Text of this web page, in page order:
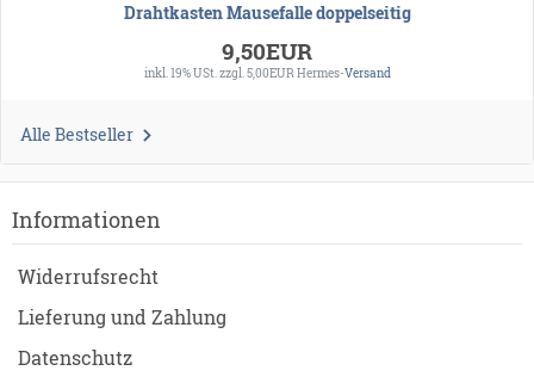
Drahtkasten Mausefalle doppelseitig
9,50EUR
inkl. 19% USt.zzgl. 5,00EUR Hermes-Versand
Alle Bestseller
Informationen
Widerrufsrecht
Lieferung und Zahlung
Datenschutz